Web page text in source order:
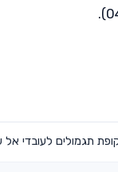
תגמולים לעובדי אל על,